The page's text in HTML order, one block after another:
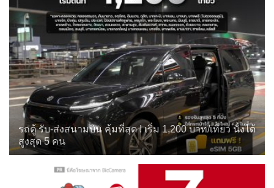
รถตู้ รับ-ส่งสนามบิน คุ้มที่สุด ! เริ่ม 1,200 บาท/เที่ยว นั่งได้
สูงสุด 5 คน